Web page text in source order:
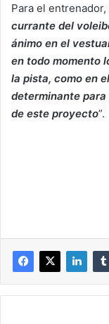
Para el
currante del
ánimo en el
en todo momento
la pista, como en
determinante
de este proyecto”.